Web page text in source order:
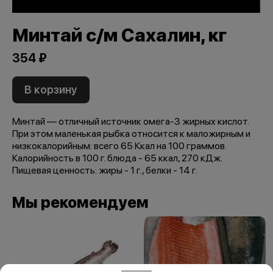
Минтай с/м Сахалин, кг
354 ₽
В корзину
Минтай — отличный источник омега-3 жирных кислот.
При этом маленькая рыбка относится к маложирным и
низкокалорийным: всего 65 Ккал на 100 граммов.
Калорийность в 100 г. блюда - 65 ккал, 270 кДж.
Пищевая ценность: жиры - 1 г., белки - 14 г.
Мы рекомендуем